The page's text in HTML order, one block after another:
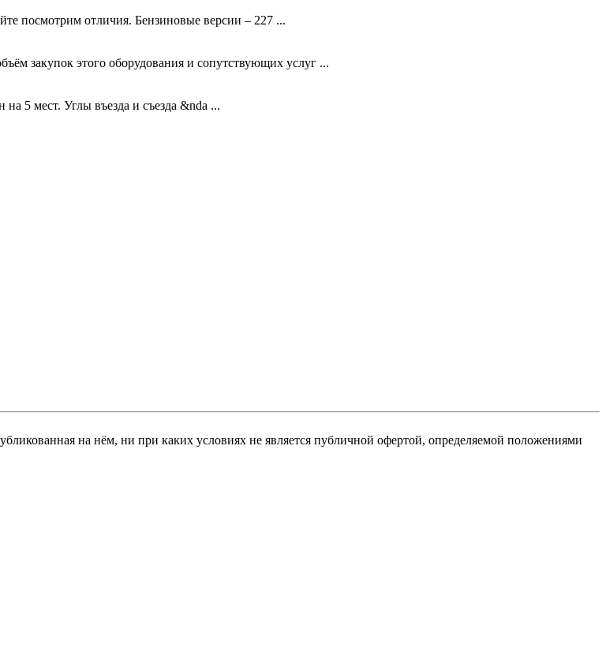
посмотрим отличия. Бензиновые версии – 227 ...
закупок этого оборудования и сопутствующих услуг ...
5 мест. Углы въезда и съезда &nda ...
на нём, ни при каких условиях не является публичной офертой, определяемой положениями